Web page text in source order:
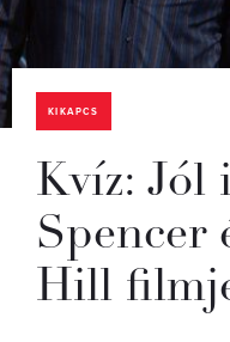
KIKAPCS
Kvíz: Jól
Spencer
Hill